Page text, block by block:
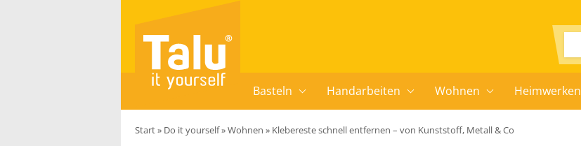
Basteln Handarbeiten Wohnen Heimwerken
Start» Do it yourself»Wohnen » Klebereste schnell entfernen – von Kunststoff, Metall & Co